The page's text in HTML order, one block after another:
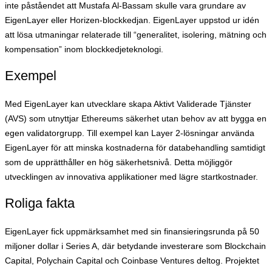
inte påståendet att Mustafa Al-Bassam skulle vara grundare av
EigenLayer eller Horizen-blockkedjan. EigenLayer uppstod ur idén
att lösa utmaningar relaterade till “generalitet, isolering, mätning och
kompensation” inom blockkedjeteknologi.
Exempel
Med EigenLayer kan utvecklare skapa Aktivt Validerade Tjänster
(AVS) som utnyttjar Ethereums säkerhet utan behov av att bygga en
egen validatorgrupp. Till exempel kan Layer 2-lösningar använda
EigenLayer för att minska kostnaderna för databehandling samtidigt
som de upprätthåller en hög säkerhetsnivå. Detta möjliggör
utvecklingen av innovativa applikationer med lägre startkostnader.
Roliga fakta
EigenLayer fick uppmärksamhet med sin finansieringsrunda på 50
miljoner dollar i Series A, där betydande investerare som Blockchain
Capital, Polychain Capital och Coinbase Ventures deltog. Projektet